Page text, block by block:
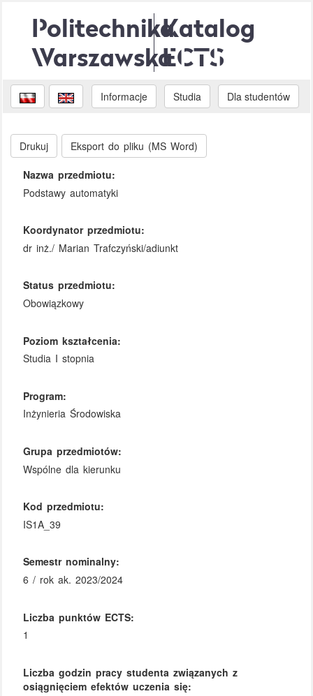
Politechnika
Warszawska
Katalog
ECTS
Informacje Studia Dla studentów
Drukuj Eksport do pliku (MS Word)
Nazwa przedmiotu:
Podstawy automatyki
Koordynator przedmiotu:
dr inż./ Marian Trafczyński/adiunkt
Status przedmiotu:
Obowiązkowy
Poziom kształcenia:
Studia I stopnia
Program:
Inżynieria Środowiska
Grupa przedmiotów:
Wspólne dla kierunku
Kod przedmiotu:
IS1A_39
Semestr nominalny:
6 / rok ak. 2023/2024
Liczba punktów ECTS:
1
Liczba godzin pracy studenta związanych z
osiągnięciem efektów uczenia się: